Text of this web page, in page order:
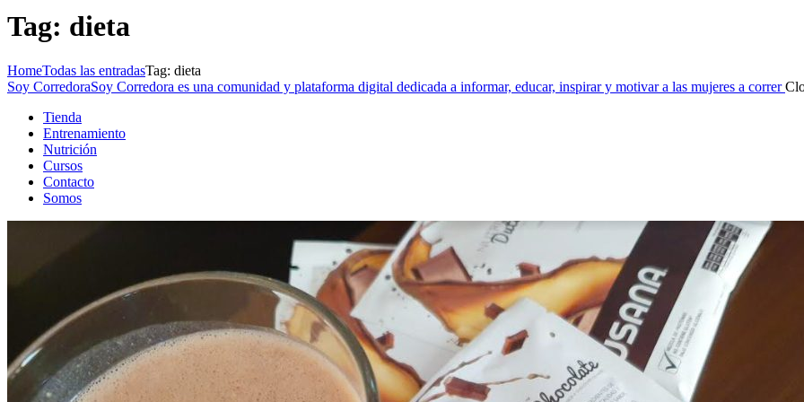
Tag: dieta
HomeTodas las entradasTag: dieta
Soy CorredoraSoy Corredora es una comunidad y plataforma digital dedicada a informar, educar, inspirar y motivar a las mujeres a correr
Tienda
Entrenamiento
Nutrición
Cursos
Contacto
Somos